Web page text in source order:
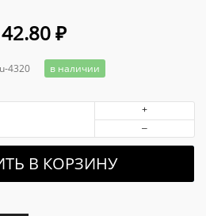
₽
4320 в наличии
+
–
В КОРЗИНУ